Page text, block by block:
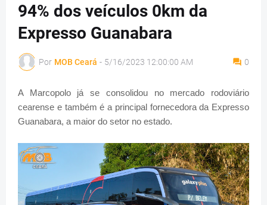
94% dos veículos 0km da
Expresso Guanabara
Por MOB Ceará - 5/16/2023 12:00:00 AM 0
A Marcopolo já se consolidou no mercado rodoviário
cearense e também é a principal fornecedora da Expresso
Guanabara, a maior do setor no estado.